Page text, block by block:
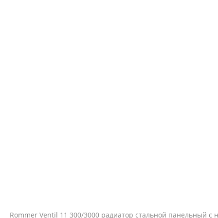
Rommer Ventil 11 300/3000 радиатор стальной панельный